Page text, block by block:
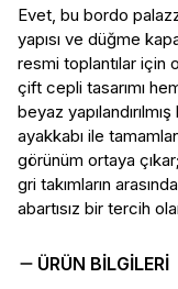
Evet, bu bordo
yapısı ve düğme
resmi toplantılar için
çift cepli tasarımı
beyaz
ayakkabı ile
görünüm ortaya
gri takımların
abartısız bir tercih
ÜRÜN BILGILERI